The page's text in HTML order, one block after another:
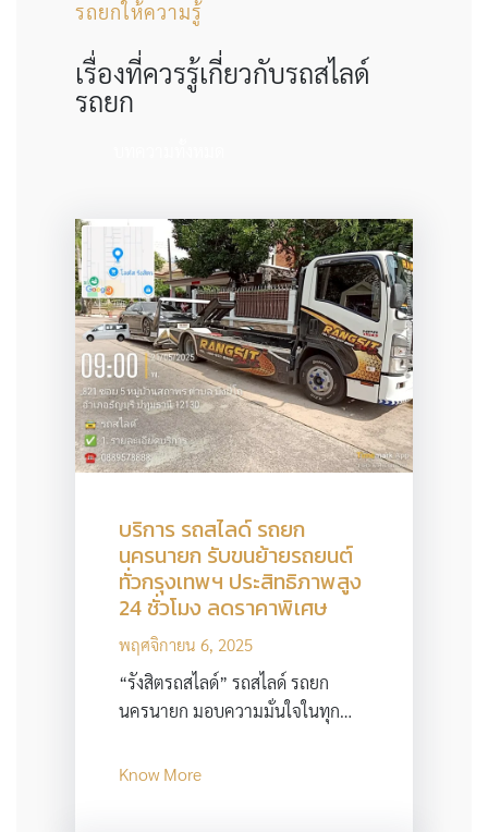
รถยกให้ความรู้
เรื่องที่ควรรู้เกี่ยวกับรถสไลด์
รถยก
บริการ รถสไลด์ รถยก
นครนายก รับขนย้ายรถยนต์
ทั่วกรุงเทพฯ ประสิทธิภาพสูง
24 ชั่วโมง ลดราคาพิเศษ
พฤศจิกายน 6, 2025
“รังสิตรถสไลด์” รถสไลด์ รถยก
นครนายก มอบความมั่นใจในทุก…
Know More